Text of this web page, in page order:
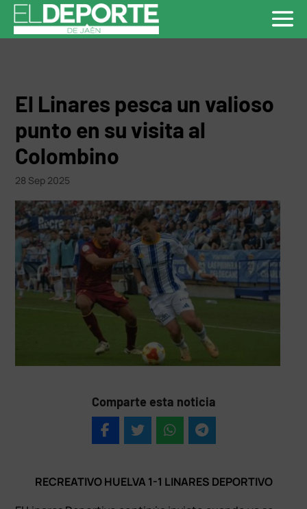
El Linares pesca un valioso
punto en su visita al
Colombino
28 Sep 2025
Comparte esta noticia
RECREATIVO HUELVA 1-1 LINARES DEPORTIVO